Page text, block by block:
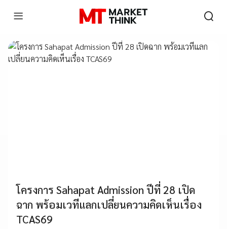
โครงการ Sahapat Admission ปีที่ 28 เปิด
ฉาก พร้อมเวทีแลกเปลี่ยนความคิดเห็นเรื่อง
TCAS69